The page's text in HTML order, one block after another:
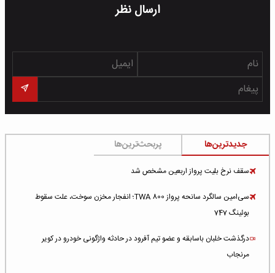
ارسال نظر
جدیدترین‌ها پربحث‌ترین‌ها
سقف نرخ بلیت پرواز اربعین مشخص شد
سی‌امین سالگرد سانحه پرواز TWA 800؛ انفجار مخزن سوخت، علت سقوط
بوئینگ 747
درگذشت خلبان باسابقه و عضو تیم آفرود در حادثه واژگونی خودرو در کویر
مرنجاب